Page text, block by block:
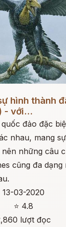
hình thành
- với...
đảo đặc
nhau, mang
những câu
cũng đa dạng
13-03-2020
⭐ 4.8
lượt đọc